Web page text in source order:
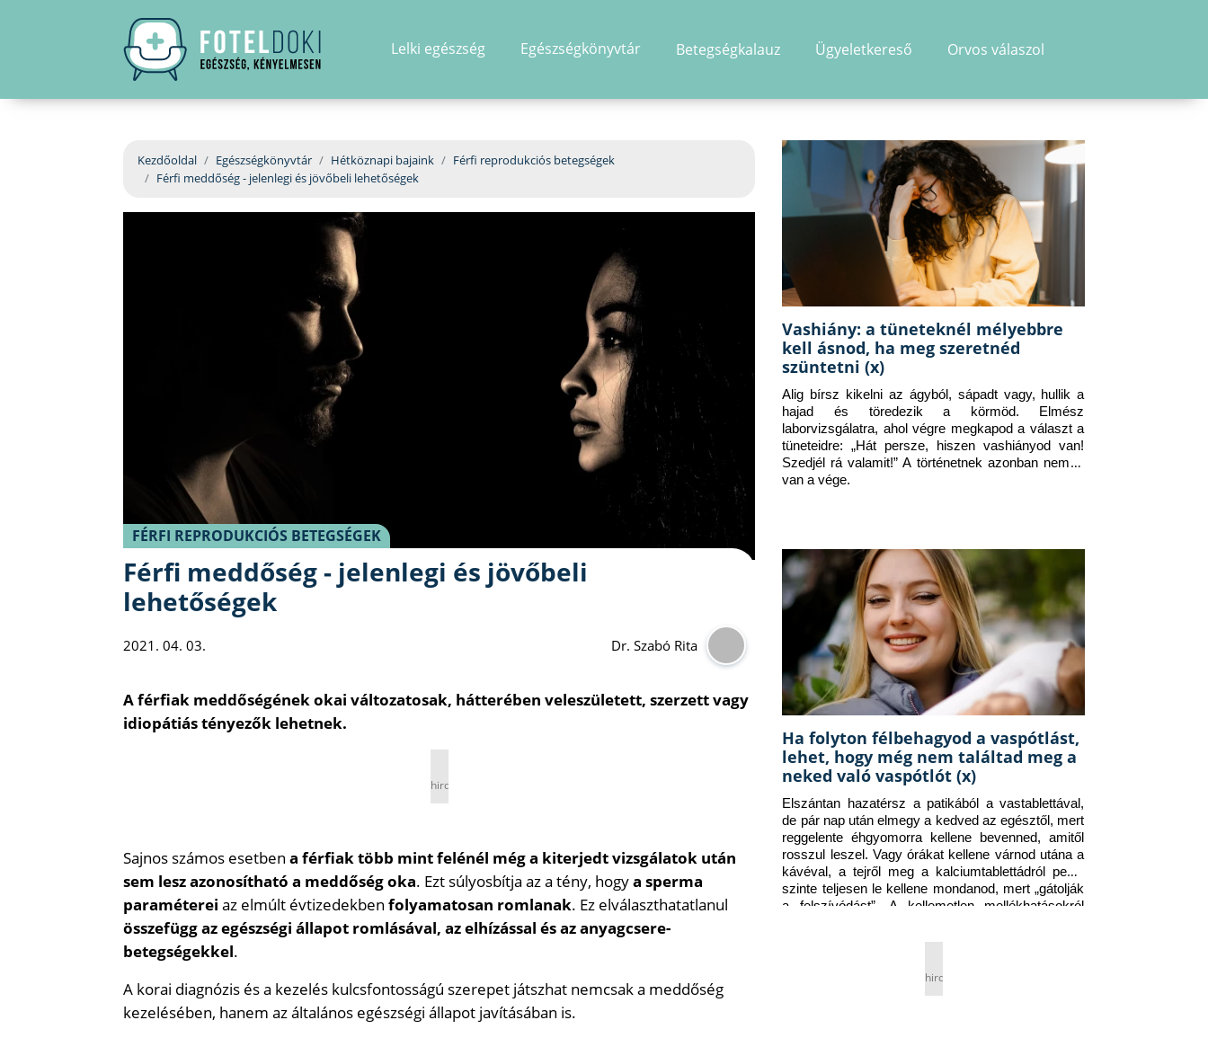
Lelki egészség Egészségkönyvtár Betegségkalauz Ügyeletkereső Orvos válaszol
Kezdőoldal Egészségkönyvtár Hétköznapi bajaink
Férfi reprodukciós betegségek
Férfi meddőség - jelenlegi és jövőbeli lehetőségek
FÉRFI REPRODUKCIÓS BETEGSÉGEK
Férfi meddőség - jelenlegi és jövőbeli
lehetőségek
2021. 04. 03. Dr. Szabó Rita
A férfiak meddőségének okai változatosak, hátterében veleszületett, szerzett vagy
idiopátiás tényezők lehetnek.
hirdetés
Sajnos számos esetben a férfiak több mint felénél még a kiterjedt vizsgálatok után
sem lesz azonosítható a meddőség oka. Ezt súlyosbítja az a tény, hogya sperma
paraméterei az elmúlt évtizedekben folyamatosan romlanak. Ez elválaszthatatlanul
összefügg az egészségi állapot romlásával, az elhízással és az anyagcsere-
betegségekkel.
A korai diagnózis és a kezelés kulcsfontosságú szerepet játszhat nemcsak a meddőség
kezelésében, hanem az általános egészségi állapot javításában is.
Vashiány: a tüneteknél mélyebbre
kell ásnod, ha meg szeretnéd
szüntetni (x)
Alig bírsz kikelni az ágyból, sápadt vagy, hullik a
hajad és töredezik a körmöd. Elmész
laborvizsgálatra, ahol végre megkapod a választ a
tüneteidre: „Hát persze, hiszen vashiányod van!
Szedjél rá valamit!” A történetnek azonban nem itt
van a vége.
Ha folyton félbehagyod a vaspótlást,
lehet, hogy még nem találtad meg a
neked való vaspótlót (x)
Elszántan hazatérsz a patikából a vastablettával,
de pár nap után elmegy a kedved az egésztől, mert
reggelente éhgyomorra kellene bevenned, amitől
rosszul leszel. Vagy órákat kellene várnod utána a
kávéval, a tejről meg a kalciumtablettádról pedig
szinte teljesen le kellene mondanod, mert „gátolják
a felszívódást”. A kellemetlen mellékhatásokról
hirdetés